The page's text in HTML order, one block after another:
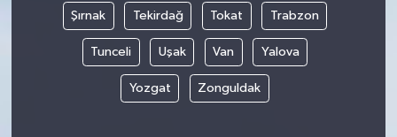
Şırnak Tekirdağ Tokat Trabzon
Tunceli Uşak Van Yalova
Yozgat Zonguldak